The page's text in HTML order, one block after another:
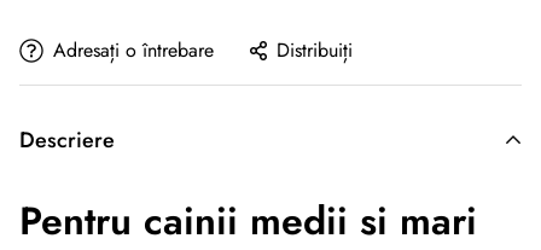
Adresați o întrebare Distribuiți
Descriere
Pentru cainii medii si mari